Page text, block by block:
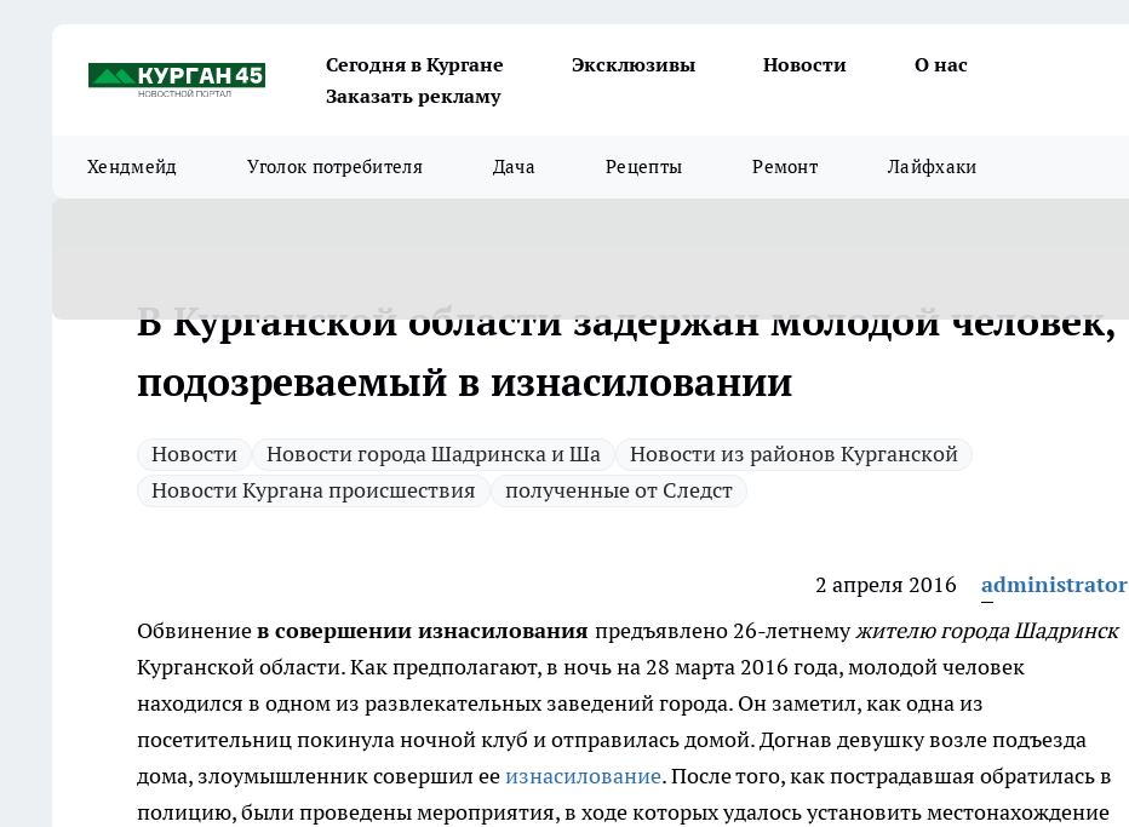
Сегодня в Кургане Эксклюзивы Новости
О нас
Заказать рекламу
Хендмейд Уголок потребителя Дача Рецепты Ремонт Лайфхаки
В Курганской области задержан молодой человек,
подозреваемый в изнасиловании
Новости Новости города Шадринска и Ша
Новости из районов Курганской
Новости Кургана происшествия
полученные от Следст
2 апреля 2016
administrator
Обвинениев совершении изнасилования предъявлено 26-летнемужителю города Шадринск
Курганской области.Как предполагают, в ночь на 28 марта 2016 года, молодой человек
находился в одном из развлекательных заведений города. Он заметил, как одна из
посетительниц покинула ночной клуб и отправилась домой. Догнав девушку возле подъезда
дома, злоумышленник совершил ееизнасилование. После того, как пострадавшая обратилась в
полицию, были проведены мероприятия, в ходе которых удалось установить местонахождение